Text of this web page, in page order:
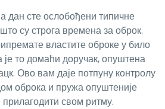
дан сте ослобођени типичне
су строга времена за оброк.
властите оброке у било
је то домаћи доручак, опуштена
Ово вам даје потпуну контролу
оброка и пружа опуштеније
прилагодити свом ритму.